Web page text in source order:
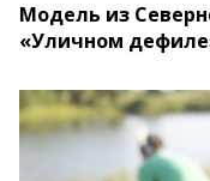
Модель из
«Уличном